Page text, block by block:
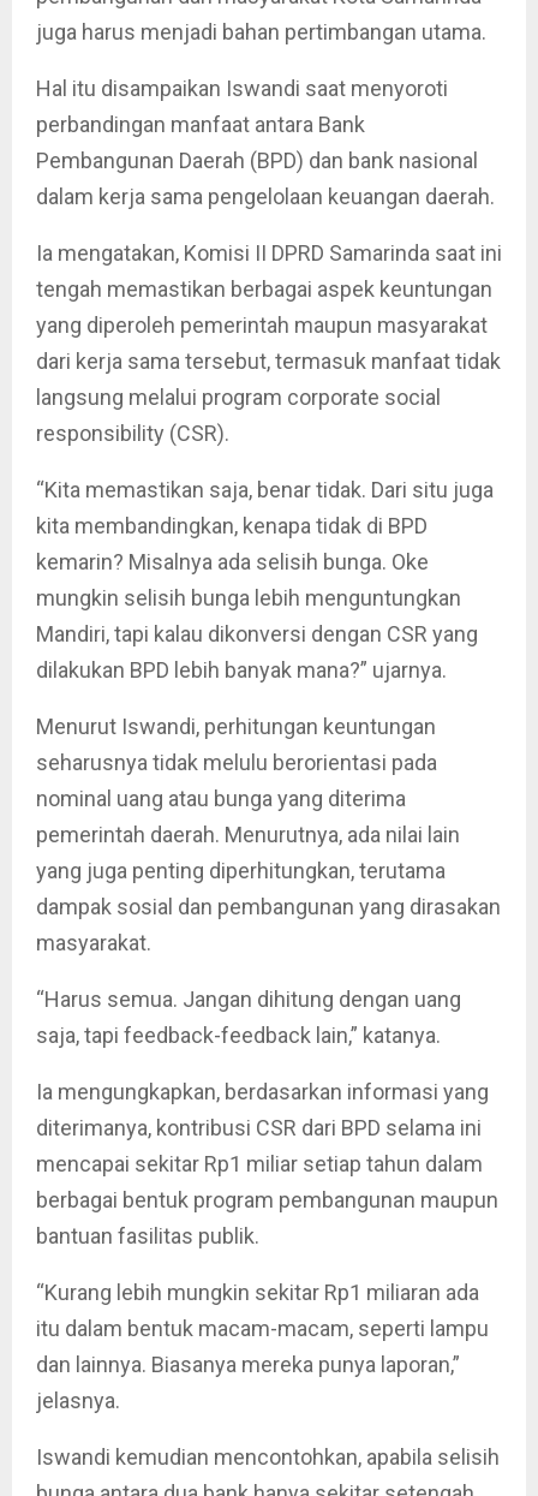
juga harus menjadi bahan pertimbangan utama.
Hal itu disampaikan Iswandi saat menyoroti
perbandingan manfaat antara Bank
Pembangunan Daerah (BPD) dan bank nasional
dalam kerja sama pengelolaan keuangan daerah.
Ia mengatakan, Komisi II DPRD Samarinda saat ini
tengah memastikan berbagai aspek keuntungan
yang diperoleh pemerintah maupun masyarakat
dari kerja sama tersebut, termasuk manfaat tidak
langsung melalui program corporate social
responsibility (CSR).
“Kita memastikan saja, benar tidak. Dari situ juga
kita membandingkan, kenapa tidak di BPD
kemarin? Misalnya ada selisih bunga. Oke
mungkin selisih bunga lebih menguntungkan
Mandiri, tapi kalau dikonversi dengan CSR yang
dilakukan BPD lebih banyak mana?” ujarnya.
Menurut Iswandi, perhitungan keuntungan
seharusnya tidak melulu berorientasi pada
nominal uang atau bunga yang diterima
pemerintah daerah. Menurutnya, ada nilai lain
yang juga penting diperhitungkan, terutama
dampak sosial dan pembangunan yang dirasakan
masyarakat.
“Harus semua. Jangan dihitung dengan uang
saja, tapi feedback-feedback lain,” katanya.
Ia mengungkapkan, berdasarkan informasi yang
diterimanya, kontribusi CSR dari BPD selama ini
mencapai sekitar Rp1 miliar setiap tahun dalam
berbagai bentuk program pembangunan maupun
bantuan fasilitas publik.
“Kurang lebih mungkin sekitar Rp1 miliaran ada
itu dalam bentuk macam-macam, seperti lampu
dan lainnya. Biasanya mereka punya laporan,”
jelasnya.
Iswandi kemudian mencontohkan, apabila selisih